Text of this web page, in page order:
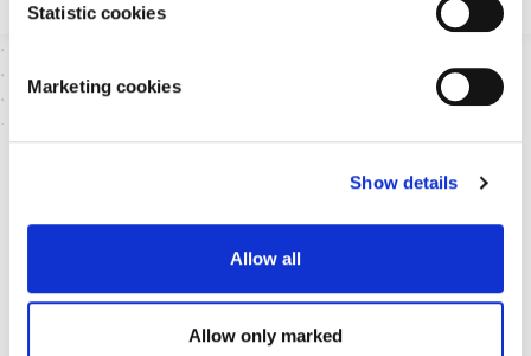
Statistic cookies
Marketing cookies
Show details
Allow all
Allow only marked